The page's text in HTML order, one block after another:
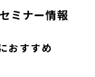
ミナー情報
おすすめ